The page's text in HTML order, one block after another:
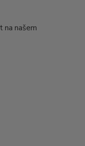
na našem